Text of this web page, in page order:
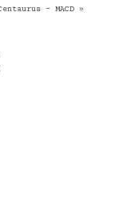
– MACD »